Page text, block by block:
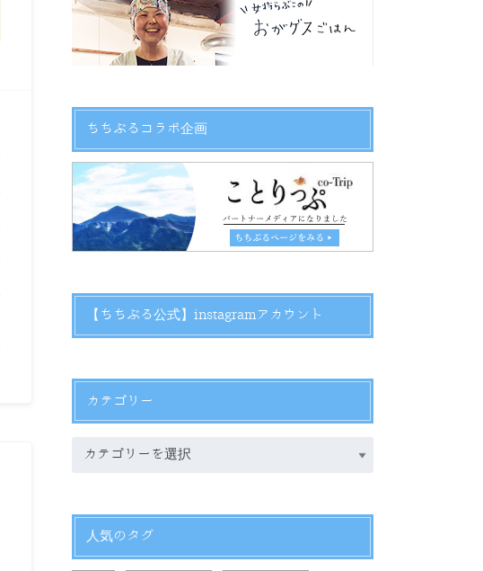
ちちぶるコラボ企画
【ちちぶる公式】instagramアカウント
カテゴリー
人気のタグ